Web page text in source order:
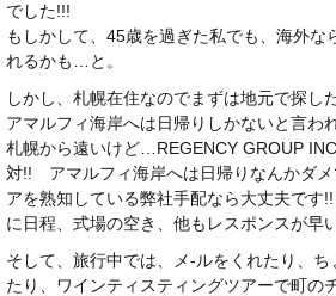
でした!!!
もしかして、45歳を過ぎた私でも、海外な
れるかも…と。
しかし、札幌在住なのでまずは地元で探し
アマルフィ海岸へは日帰りしかないと言わ
札幌から遠いけど…REGENCY GROUP
対!! アマルフィ海岸へは日帰りなんかダメ
アを熟知している弊社手配なら大丈夫です
に日程、式場の空き、他もレスポンスが早
そして、旅行中では、メ-ルをくれたり、
たり、ワインティスティングツアーで町の